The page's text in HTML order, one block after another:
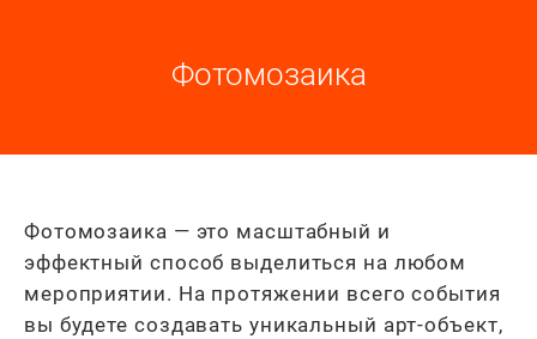
Фотомозаика
Фотомозаика — это масштабный и
эффектный способ выделиться на любом
мероприятии. На протяжении всего события
вы будете создавать уникальный арт-объект,